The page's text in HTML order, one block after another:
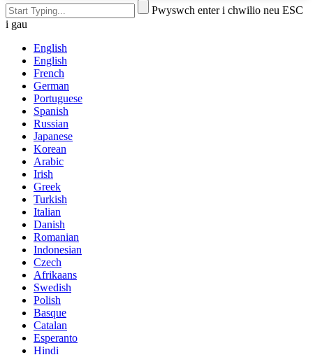
Pwyswch enter i chwilio neu ESC
i gau
English
English
French
German
Portuguese
Spanish
Russian
Japanese
Korean
Arabic
Irish
Greek
Turkish
Italian
Danish
Romanian
Indonesian
Czech
Afrikaans
Swedish
Polish
Basque
Catalan
Esperanto
Hindi